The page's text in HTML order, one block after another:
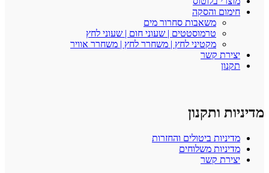
חימום והסקה
משאבות סחרור מים
טרמוסטטים | שעוני חום | שעוני לחץ
מקטיני לחץ | משחרר לחץ | משחרר אוויר
יצירת קשר
תקנון
מדיניות ותקנון
מדיניות ביטולים והחזרות
מדיניות משלוחים
יצירת קשר